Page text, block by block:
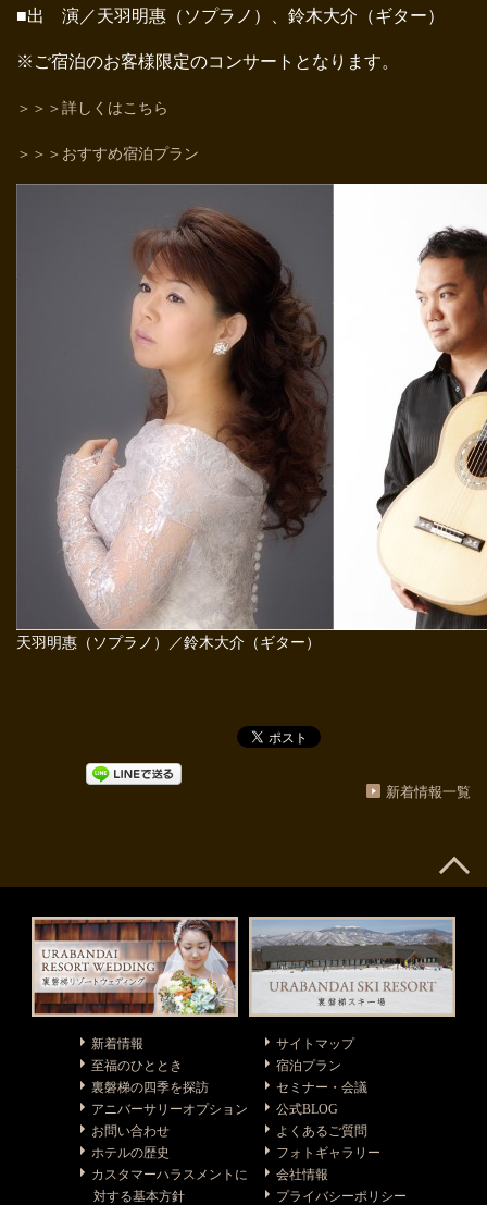
■出 演／天羽明惠（ソプラノ）、鈴木大介（ギター）
※ご宿泊のお客様限定のコンサートとなります。
＞＞＞詳しくはこちら
＞＞＞おすすめ宿泊プラン
天羽明惠（ソプラノ）／鈴木大介（ギター）
新着情報一覧
新着情報
至福のひととき
裏磐梯の四季を探訪
アニバーサリーオプション
お問い合わせ
ホテルの歴史
カスタマーハラスメントに
対する基本方針
サイトマップ
宿泊プラン
セミナー・会議
公式BLOG
よくあるご質問
フォトギャラリー
会社情報
プライバシーポリシー